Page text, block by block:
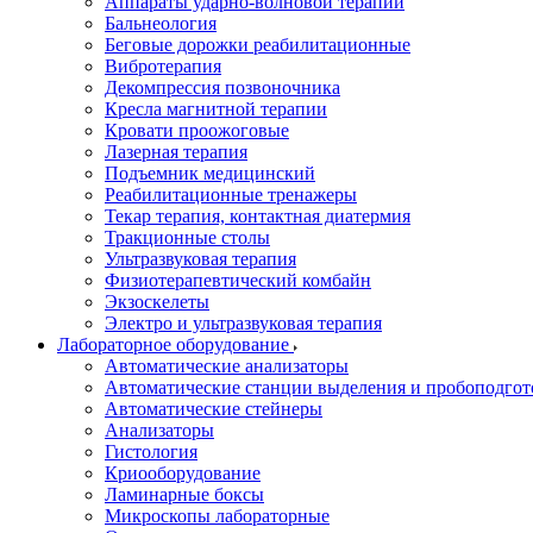
Бальнеология
Беговые дорожки реабилитационные
Вибротерапия
Декомпрессия позвоночника
Кресла магнитной терапии
Кровати проожоговые
Лазерная терапия
Подъемник медицинский
Реабилитационные тренажеры
Текар терапия, контактная диатермия
Тракционные столы
Ультразвуковая терапия
Физиотерапевтический комбайн
Экзоскелеты
Электро и ультразвуковая терапия
Лабораторное оборудование
Автоматические анализаторы
Автоматические станции выделения и
Автоматические стейнеры
Анализаторы
Гистология
Криооборудование
Ламинарные боксы
Микроскопы лабораторные